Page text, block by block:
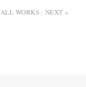
ALL WORKS NEXT